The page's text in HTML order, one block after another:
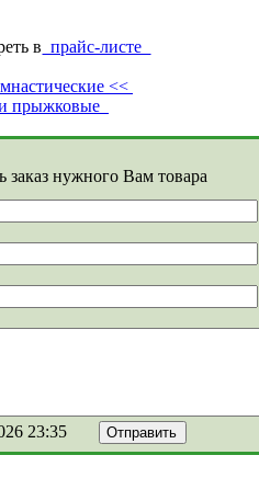
в прайс-листе
<<
прыжковые
заказ нужного Вам товара
23:35